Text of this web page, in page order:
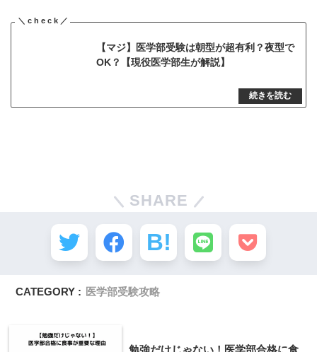
【マジ】医学部受験は朝型が超有利？夜型で
OK？【現役医学部生が解説】
SHARE
CATEGORY : 医学部受験攻略
勉強だけじゃない！医学部合格に食